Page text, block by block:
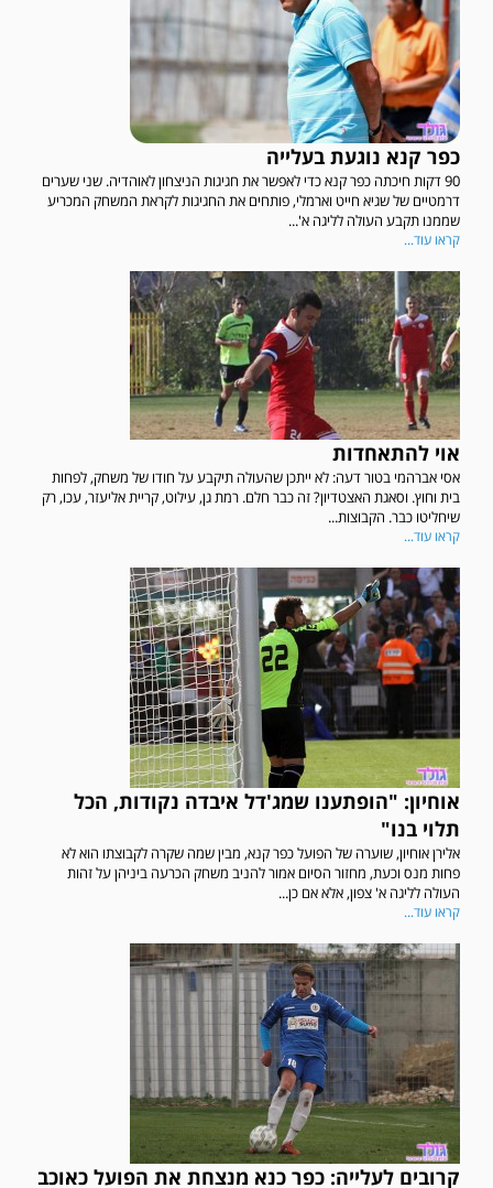
כפר קנא נוגעת בעלייה
90 דקות חיכתה כפר קנא כדי לאפשר את חגיגות הניצחון לאוהדיה. שני שערים
דרמטיים של שגיא חייט וארמלי, פותחים את החגיגות לקראת המשחק המכריע
שממנו תקבע העולה לליגה א'...
קראו עוד...
אוי להתאחדות
אסי אברהמי בטור דעה: לא ייתכן שהעולה תיקבע על חודו של משחק, לפחות
בית וחוץ. וסאגת האצטדיון? זה כבר חלם. רמת גן, עילוט, קריית אליעזר, עכו, רק
שיחליטו כבר. הקבוצות...
קראו עוד...
אוחיון: "הופתענו שמג'דל איבדה נקודות, הכל
תלוי בנו"
אלירן אוחיון, שוערה של הפועל כפר קנא, מבין שמה שקרה לקבוצתו הוא לא
פחות מנס וכעת, מחזור הסיום אמור להניב משחק הכרעה ביניהן על זהות
העולה לליגה א' צפון, אלא אם כן...
קראו עוד...
קרובים לעלייה: כפר כנא מנצחת את הפועל כאוכב